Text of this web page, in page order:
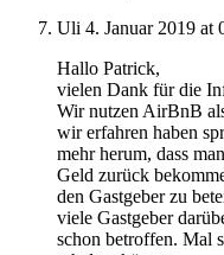
Uli 4. Januar 2019 at
Hallo Patrick,
vielen Dank für die
Wir nutzen AirBnB
wir erfahren haben
mehr herum, dass
Geld zurück
den Gastgeber zu
viele Gastgeber
schon betroffen. Mal